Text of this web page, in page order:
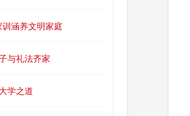
涵养文明家庭
与礼法齐家
学之道